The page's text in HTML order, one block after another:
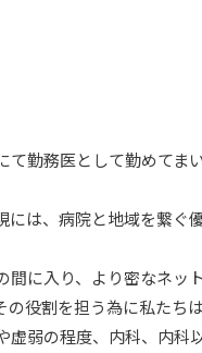
勤務医として勤めてま
は、病院と地域を繋ぐ
に入り、より密なネッ
役割を担う為に私たち
虚弱の程度、内科、内科